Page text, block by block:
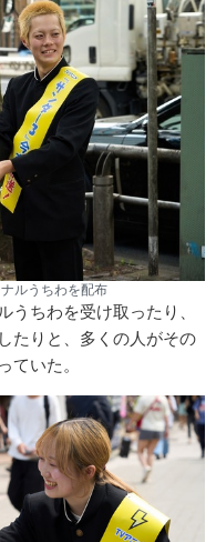
ルうちわを配布
うちわを受け取ったり、
たりと、多くの人がその
ていた。